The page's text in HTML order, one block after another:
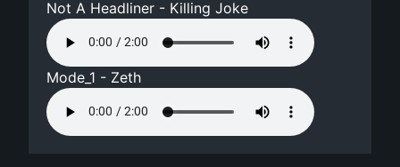
Not A Headliner - Killing Joke
Mode_1 - Zeth